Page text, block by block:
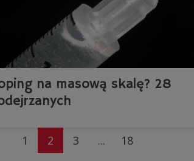
na masową skalę? 28
1 2 3 ... 18